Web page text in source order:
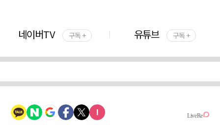
네이버TV 구독 + 유튜브 구독 +